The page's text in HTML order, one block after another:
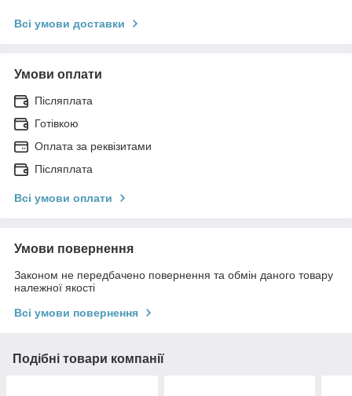
Всі умови доставки
Умови оплати
Післяплата
Готівкою
Оплата за реквізитами
Післяплата
Всі умови оплати
Умови повернення
Законом не передбачено повернення та обмін даного товару
належної якості
Всі умови повернення
Подібні товари компанії